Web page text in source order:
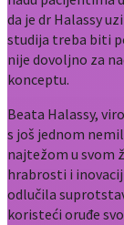
da je dr Halassy
studija treba biti
nije dovoljno za
konceptu.
Beata Halassy,
s još jednom
najtežom u svom
hrabrosti i
odlučila
koristeći oruđe